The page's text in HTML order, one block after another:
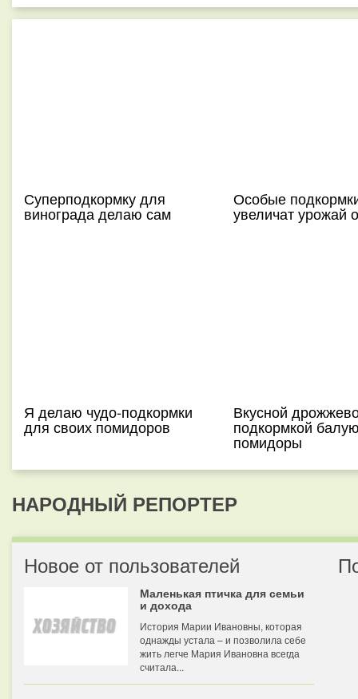
Суперподкормку для
винограда делаю сам
Особые
увеличат урожай
Я делаю чудо-подкормки
для своих помидоров
Вкусной
подкормкой
помидоры
НАРОДНЫЙ РЕПОРТЕР
Новое от пользователей
Маленькая птичка для семьи
и дохода
История Марии Ивановны, которая
однажды устала – и позволила себе
жить легче Мария Ивановна всегда
считала...